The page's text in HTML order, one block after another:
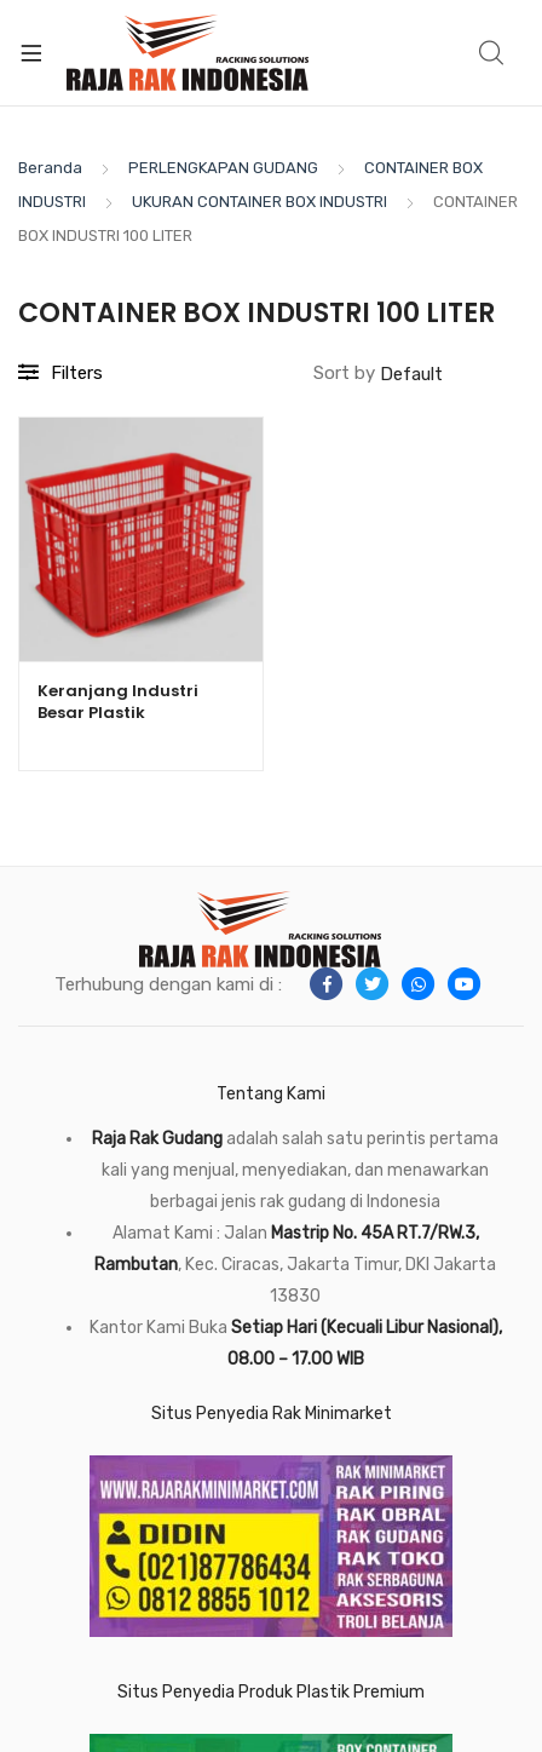
Beranda PERLENGKAPAN GUDANG
CONTAINER BOX
INDUSTRI
UKURAN CONTAINER BOX INDUSTRI
CONTAINER
BOX INDUSTRI 100 LITER
CONTAINER BOX INDUSTRI 100 LITER
Filters Sort by
Keranjang Industri
Besar Plastik
Terhubung dengan kami di :
Tentang Kami
Raja Rak Gudangadalah salah satu perintis pertama
kali yang menjual, menyediakan, dan menawarkan
berbagai jenis rak gudang di Indonesia
Alamat Kami : Jalan Mastrip No. 45A RT.7/RW.3,
Rambutan, Kec. Ciracas, Jakarta Timur, DKI Jakarta
13830
Kantor Kami Buka Setiap Hari (Kecuali Libur Nasional),
08.00 – 17.00 WIB
Situs Penyedia Rak Minimarket
Situs Penyedia Produk Plastik Premium